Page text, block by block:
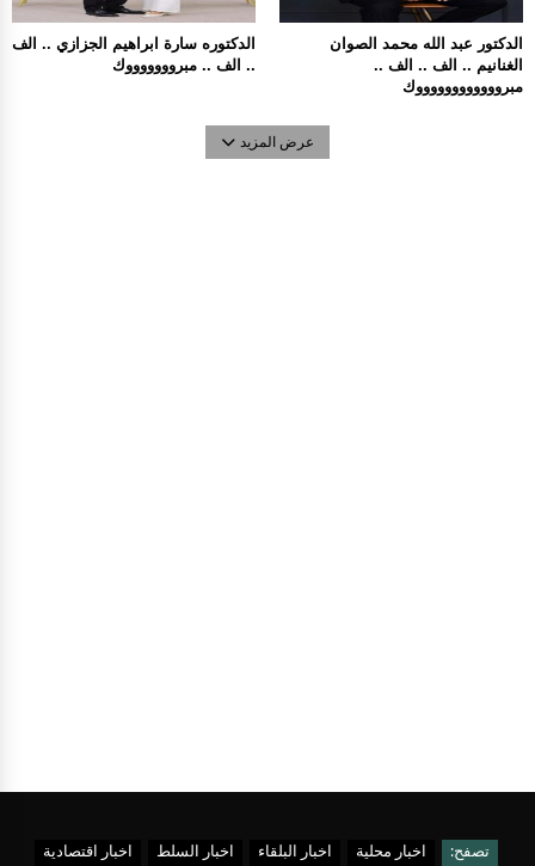
الدكتوره سارة ابراهيم الجزازي .. الف
.. الف .. مبروووووووك
الدكتور عبد الله محمد الصوان
الغنانيم .. الف .. الف ..
مبرووووووووووووك
عرض المزيد
تصفح: اخبار محلية اخبار البلقاء اخبار السلط اخبار اقتصادية